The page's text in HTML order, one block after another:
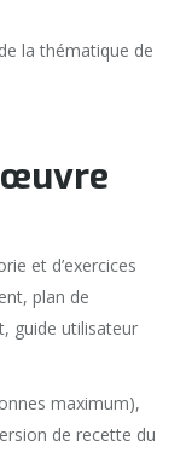
la thématique de
œuvre
et d’exercices
plan de
guide utilisateur
maximum),
de recette du